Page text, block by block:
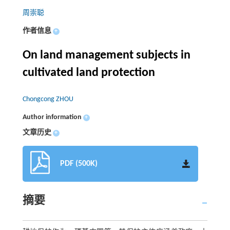
周崇聪
作者信息 +
On land management subjects in
cultivated land protection
Chongcong ZHOU
Author information +
文章历史 +
PDF (500K)
摘要